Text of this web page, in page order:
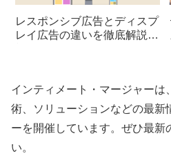
レスポンシブ広告とディスプ
レイ広告の違いを徹底解説：
インティメート・マージャーは
術、ソリューションなどの最新
ーを開催しています。ぜひ最新
い。